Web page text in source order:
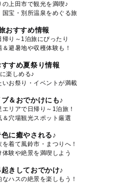
の上田市で観光を満喫♪
国宝・別所温泉をめぐる旅
おすすめ情報
帰り～1泊旅にぴったり
避暑地や収穫体験も！
すすめ夏祭り情報
楽しめる♪
いお祭り・イベントが満載
＆おでかけにも♪
エリアで日帰り～1泊旅！
＆穴場観光スポット厳選
に癒やされる♪
を着て風鈴市・まつりへ！
体験や絶景を満喫しよう
きしておでかけ♪
ハスの絶景を楽しもう！